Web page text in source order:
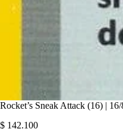
Rocket’s Sneak Attack (16) |
$ 142.100